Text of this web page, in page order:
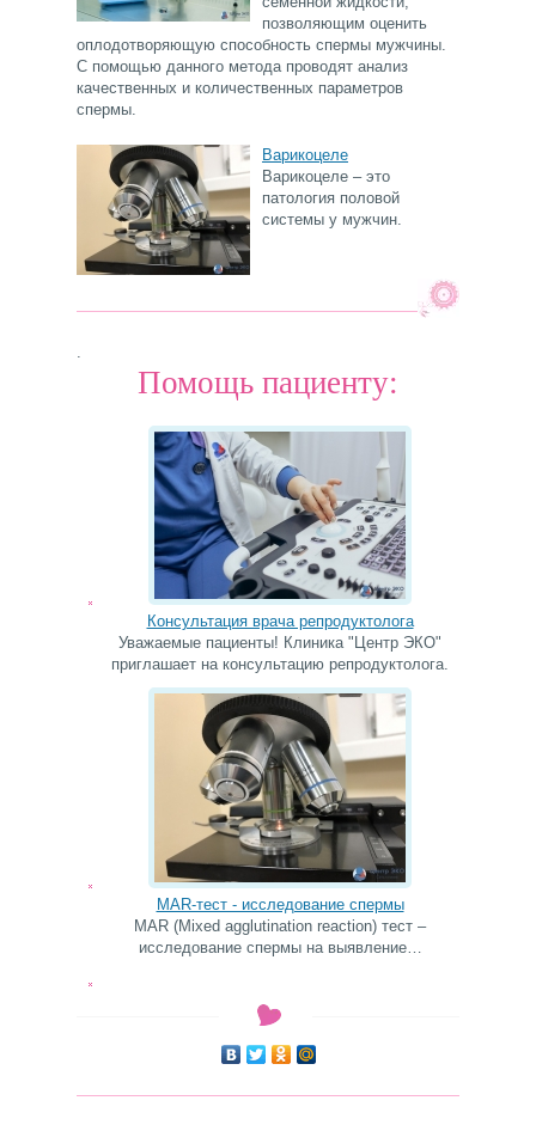
позволяющим оценить
оплодотворяющую способность спермы мужчины.
С помощью данного метода проводят анализ
качественных и количественных параметров
спермы.
Варикоцеле
Варикоцеле – это
патология половой
системы у мужчин.
.
Помощь пациенту:
Консультация врача репродуктолога
Уважаемые пациенты! Клиника "Центр ЭКО"
приглашает на консультацию репродуктолога.
MAR-тест - исследование спермы
MAR (Mixed agglutination reaction) тест –
исследование спермы на выявление…